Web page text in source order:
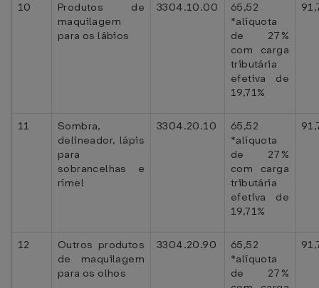
10
Produtos de
maquilagem
para os lábios
3304.10.00
65,52
*alíquota
de 27%
com carga
tributária
efetiva de
19,71%
11
Sombra,
delineador, lápis
para
sobrancelhas e
rímel
3304.20.10
65,52
*alíquota
de 27%
com carga
tributária
efetiva de
19,71%
12
Outros produtos
de maquilagem
para os olhos
3304.20.90
65,52
*alíquota
de 27%